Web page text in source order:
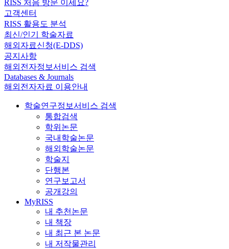
RISS 처음 방문 이세요?
고객센터
RISS 활용도 분석
최신/인기 학술자료
해외자료신청(E-DDS)
공지사항
해외전자정보서비스 검색
Databases & Journals
해외전자자료 이용안내
학술연구정보서비스 검색
통합검색
학위논문
국내학술논문
해외학술논문
학술지
단행본
연구보고서
공개강의
MyRISS
내 추천논문
내 책장
내 최근 본 논문
내 저작물관리